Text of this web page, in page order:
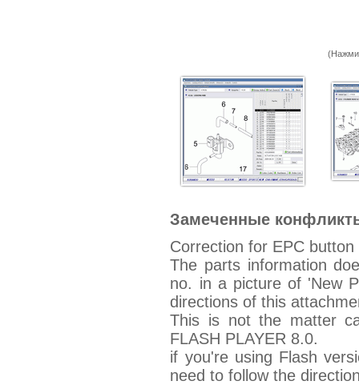
Замеченные
Correction for EPC
The parts information
no. in a picture of 'New
directions of this
This is not the matter
FLASH PLAYER 8.0.
if you're using Flash
need to follow the